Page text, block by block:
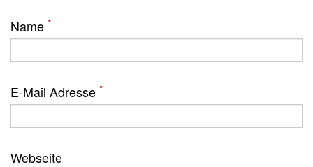
Name *
E-Mail Adresse *
Webseite